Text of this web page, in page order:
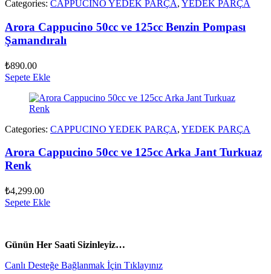
Categories: CAPPUCINO YEDEK PARÇA, YEDEK PARÇA
Arora Cappucino 50cc ve 125cc Benzin Pompası
Şamandıralı
₺890.00
Sepete Ekle
Categories: CAPPUCINO YEDEK PARÇA, YEDEK PARÇA
Arora Cappucino 50cc ve 125cc Arka Jant Turkuaz
Renk
₺4,299.00
Sepete Ekle
Günün Her Saati Sizinleyiz…
Canlı Desteğe Bağlanmak İçin Tıklayınız